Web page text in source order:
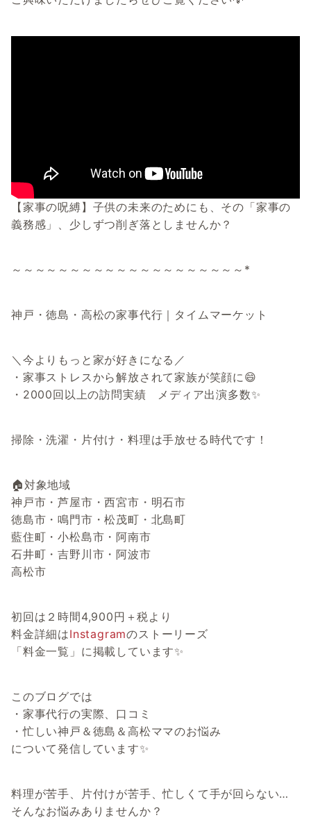
【家事の呪縛】子供の未来のためにも、その「家事の
義務感」、少しずつ削ぎ落としませんか？
～～～～～～～～～～～～～～～～～～～～*
神戸・徳島・高松の家事代行｜タイムマーケット
＼今よりもっと家が好きになる／
・家事ストレスから解放されて家族が笑顔に😄
・2000回以上の訪問実績 メディア出演多数✨
掃除・洗濯・片付け・料理は手放せる時代です！
🏠対象地域
神戸市・芦屋市・西宮市・明石市
徳島市・鳴門市・松茂町・北島町
藍住町・小松島市・阿南市
石井町・吉野川市・阿波市
高松市
初回は２時間4,900円＋税より
料金詳細はInstagramのストーリーズ
「料金一覧」に掲載しています✨
このブログでは
・家事代行の実際、口コミ
・忙しい神戸＆徳島＆高松ママのお悩み
について発信しています✨
料理が苦手、片付けが苦手、忙しくて手が回らない…
そんなお悩みありませんか？